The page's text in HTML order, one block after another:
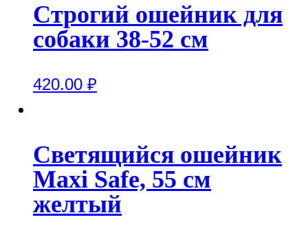
Строгий ошейник для
собаки 38-52 см
420.00 ₽
Светящийся ошейник
Maxi Safe, 55 см
желтый